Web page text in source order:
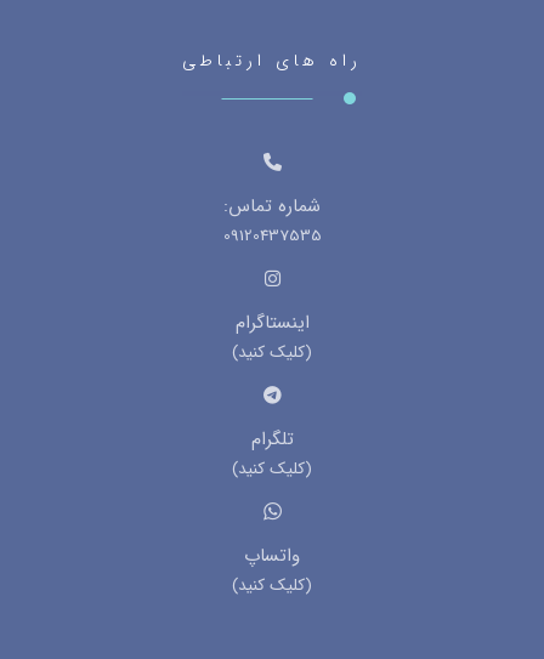
راه های ارتباطی
شماره تماس:
09120437535
اینستاگرام
(کلیک کنید)
تلگرام
(کلیک کنید)
واتساپ
(کلیک کنید)